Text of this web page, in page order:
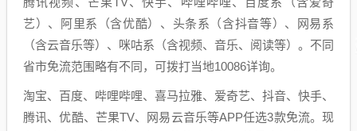
艺）、阿里系（含优酷）、头条系（含抖音等）、网易系
（含云音乐等）、咪咕系（含视频、音乐、阅读等）。不同
省市免流范围略有不同，可拨打当地10086详询。
淘宝、百度、哔哩哔哩、喜马拉雅、爱奇艺、抖音、快手、
腾讯、优酷、芒果TV、网易云音乐等APP任选3款免流。现